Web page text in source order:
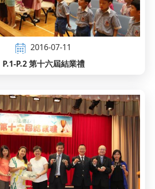
2016-07-11
P.1-P.2 第十六屆結業禮